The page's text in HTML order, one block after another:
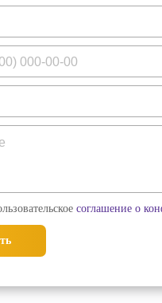
соглашение о